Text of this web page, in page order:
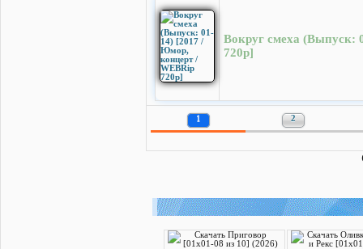
Вокруг смеха (Выпуск:
720p]
1 2